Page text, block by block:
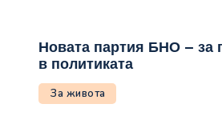
Новата партия БНО – за
в политиката
За живота